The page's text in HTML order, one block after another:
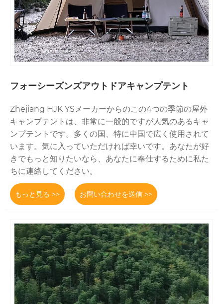
フォーシーズンズアウトドアキャンプテント
Zhejiang HJK YSメーカーからのこの4つの季節の屋外
キャンプテントは、非常に一般的ですが人気のあるキャ
ンプテントです。多くの国、特に中国で広く使用されて
います。気に入っていただければ幸いです。あなたが好
きでもっと知りたいなら、あなたに奉仕するために私た
ちに連絡してください。
もっと見る >> お問い合わせを送信 >>